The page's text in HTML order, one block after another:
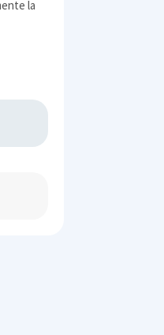
la